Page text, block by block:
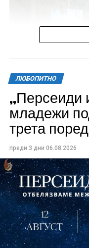
Всички събития ще
Райкович“, срещу
свободен.
изпълнители GoGo,
ЛЮБОПИТНО
„Персеиди
младежи
трета
преди 3 дни 06.08.2026